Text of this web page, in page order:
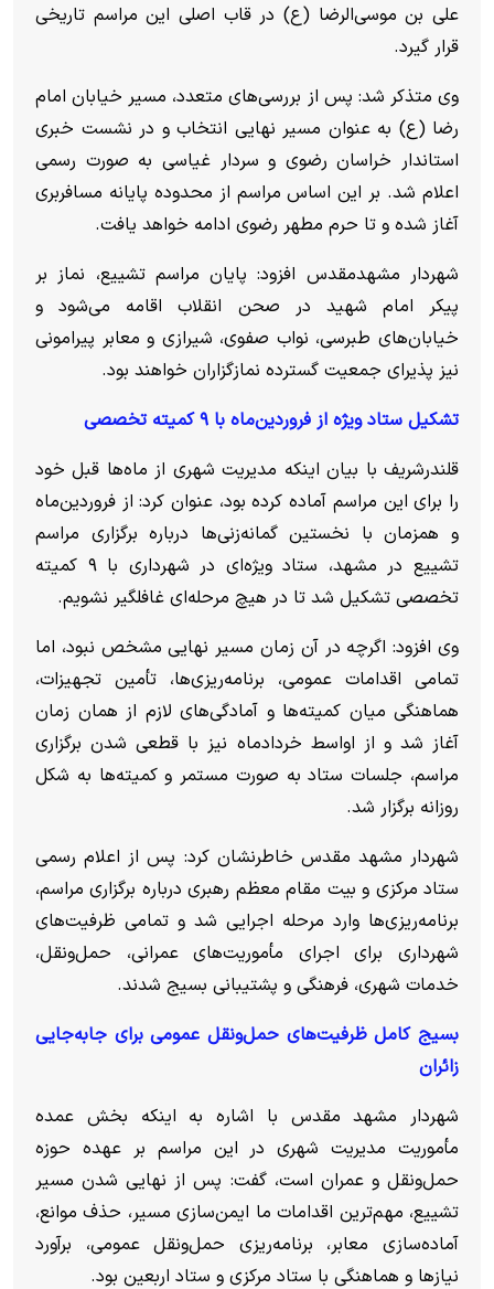
علی بن موسی‌الرضا (ع) در قاب اصلی این مراسم تاریخی
قرار گیرد.
وی متذکر شد: پس از بررسی‌های متعدد، مسیر خیابان امام
رضا (ع) به عنوان مسیر نهایی انتخاب و در نشست خبری
استاندار خراسان رضوی و سردار غیاسی به صورت رسمی
اعلام شد. بر این اساس مراسم از محدوده پایانه مسافربری
آغاز شده و تا حرم مطهر رضوی ادامه خواهد یافت.
شهردار مشهدمقدس افزود: پایان مراسم تشییع، نماز بر
پیکر امام شهید در صحن انقلاب اقامه می‌شود و
خیابان‌های طبرسی، نواب صفوی، شیرازی و معابر پیرامونی
نیز پذیرای جمعیت گسترده نمازگزاران خواهند بود.
تشکیل ستاد ویژه از فروردین‌ماه با ۹ کمیته تخصصی
قلندرشریف با بیان اینکه مدیریت شهری از ماه‌ها قبل خود
را برای این مراسم آماده کرده بود، عنوان کرد: از فروردین‌ماه
و همزمان با نخستین گمانه‌زنی‌ها درباره برگزاری مراسم
تشییع در مشهد، ستاد ویژه‌ای در شهرداری با ۹ کمیته
تخصصی تشکیل شد تا در هیچ مرحله‌ای غافلگیر نشویم.
وی افزود: اگرچه در آن زمان مسیر نهایی مشخص نبود، اما
تمامی اقدامات عمومی، برنامه‌ریزی‌ها، تأمین تجهیزات،
هماهنگی میان کمیته‌ها و آمادگی‌های لازم از همان زمان
آغاز شد و از اواسط خردادماه نیز با قطعی شدن برگزاری
مراسم، جلسات ستاد به صورت مستمر و کمیته‌ها به شکل
روزانه برگزار شد.
شهردار مشهد مقدس خاطرنشان کرد: پس از اعلام رسمی
ستاد مرکزی و بیت مقام معظم رهبری درباره برگزاری مراسم،
برنامه‌ریزی‌ها وارد مرحله اجرایی شد و تمامی ظرفیت‌های
شهرداری برای اجرای مأموریت‌های عمرانی، حمل‌ونقل،
خدمات شهری، فرهنگی و پشتیبانی بسیج شدند.
بسیج کامل ظرفیت‌های حمل‌ونقل عمومی برای جابه‌جایی
زائران
شهردار مشهد مقدس با اشاره به اینکه بخش عمده
مأموریت مدیریت شهری در این مراسم بر عهده حوزه
حمل‌ونقل و عمران است، گفت: پس از نهایی شدن مسیر
تشییع، مهم‌ترین اقدامات ما ایمن‌سازی مسیر، حذف موانع،
آماده‌سازی معابر، برنامه‌ریزی حمل‌ونقل عمومی، برآورد
نیاز‌ها و هماهنگی با ستاد مرکزی و ستاد اربعین بود.